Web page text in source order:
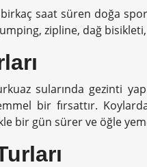
saat süren doğa
zipline, dağ
sularında gezinti
bir fırsattır.
bir gün sürer ve öğle